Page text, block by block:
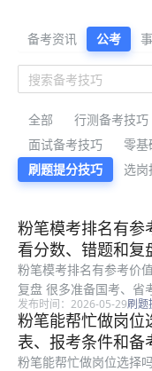
公考备考资料与公告解读
备考资讯 公考
全部 行测备考技巧
面试备考技巧
零基
刷题提分技巧
选岗
最新公考备考资料
粉笔模考排名有参
看分数、错题和复
粉笔模考排名有参考价
复盘 很多准备国考、省
模考排名有参考价值吗
名。模考排名能帮你大
不等于真...
发布时间：2026-05-29刷题
粉笔能帮忙做岗位
表、报考条件和备
粉笔能帮忙做岗位选择